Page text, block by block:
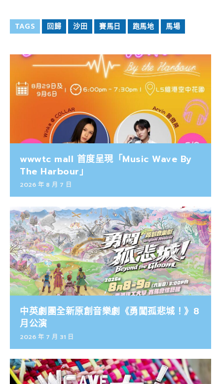
TAGS 回歸 沙田 賽馬日 跑馬地 馬場
wwwtc mall 首度呈現「Music Wave By
The Harbour」
2026 年 8 月 7 日
中英劇團全新原創音樂劇《勇闖孤悲城！》8
月公演
2026 年 7 月 31 日